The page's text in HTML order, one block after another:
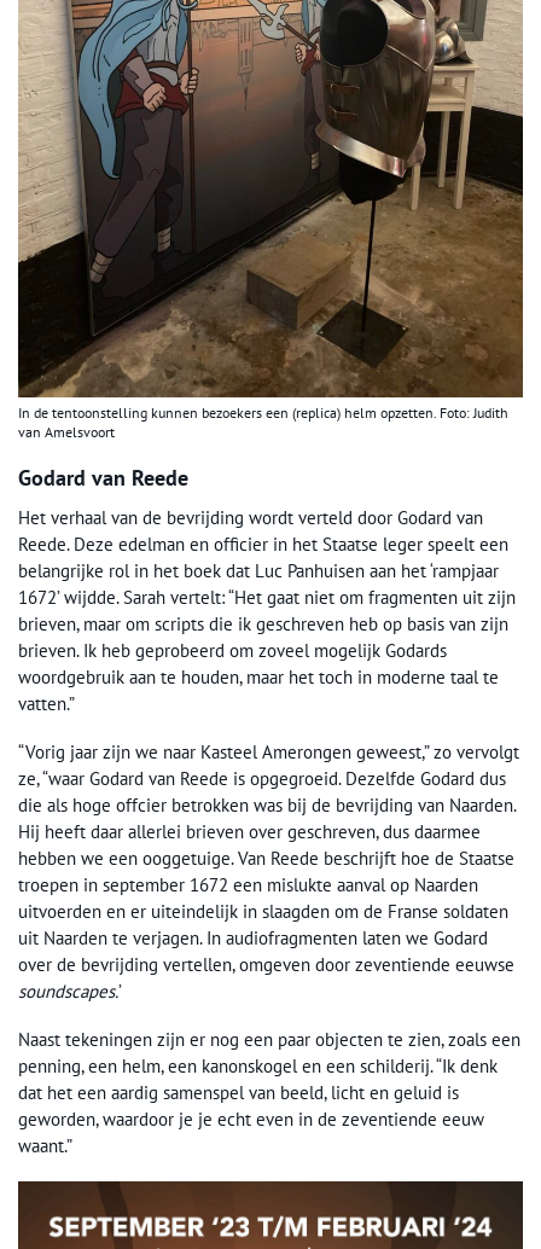
In de tentoonstelling kunnen bezoekers een (replica) helm opzetten. Foto: Judith
van Amelsvoort
Godard van Reede
Het verhaal van de bevrijding wordt verteld door Godard van
Reede. Deze edelman en officier in het Staatse leger speelt een
belangrijke rol in het boek dat Luc Panhuisen aan het ‘rampjaar
1672’ wijdde. Sarah vertelt: “Het gaat niet om fragmenten uit zijn
brieven, maar om scripts die ik geschreven heb op basis van zijn
brieven. Ik heb geprobeerd om zoveel mogelijk Godards
woordgebruik aan te houden, maar het toch in moderne taal te
vatten.”
“Vorig jaar zijn we naar Kasteel Amerongen geweest,” zo vervolgt
ze, “waar Godard van Reede is opgegroeid. Dezelfde Godard dus
die als hoge offcier betrokken was bij de bevrijding van Naarden.
Hij heeft daar allerlei brieven over geschreven, dus daarmee
hebben we een ooggetuige. Van Reede beschrijft hoe de Staatse
troepen in september 1672 een mislukte aanval op Naarden
uitvoerden en er uiteindelijk in slaagden om de Franse soldaten
uit Naarden te verjagen. In audiofragmenten laten we Godard
over de bevrijding vertellen, omgeven door zeventiende eeuwse
soundscapes.’
Naast tekeningen zijn er nog een paar objecten te zien, zoals een
penning, een helm, een kanonskogel en een schilderij. “Ik denk
dat het een aardig samenspel van beeld, licht en geluid is
geworden, waardoor je je echt even in de zeventiende eeuw
waant.”